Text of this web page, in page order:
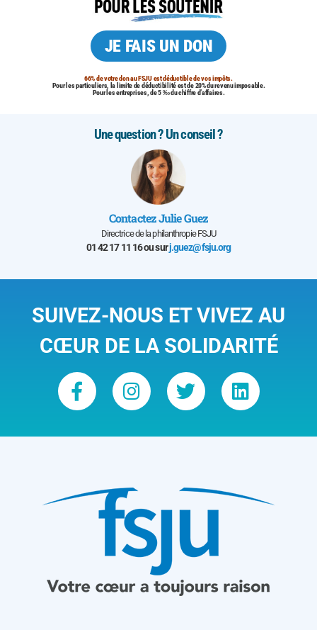
JE FAIS UN DON
66% de votre don au FSJU est déductible de vos impôts.
Pour les particuliers, la limite de déductibilité est de 20% du revenu imposable.
Pour les entreprises, de 5 ‰ du chiffre d’affaires.
Une question ? Un conseil ?
Contactez Julie Guez
Directrice de la philanthropie FSJU
01 42 17 11 16 ou surj.guez@fsju.org
SUIVEZ-NOUS ET VIVEZ AU
CŒUR DE LA SOLIDARITÉ